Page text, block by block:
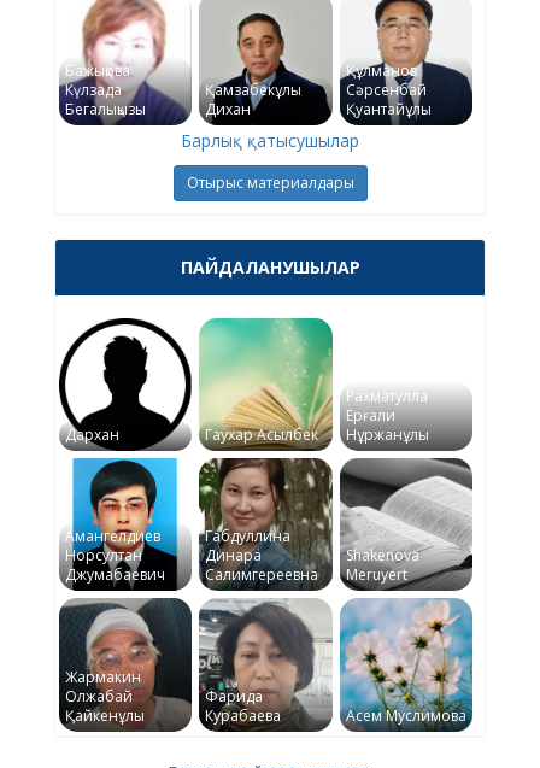
Бажықова
Күлзада
Бегалықызы
Қамзабекұлы
Дихан
Құлманов
Сәрсенбай
Қуантайұлы
Барлық қатысушылар
Отырыс материалдары
ПАЙДАЛАНУШЫЛАР
Дархан Гаухар Асылбек
Рахматулла
Ерғали
Нұржанұлы
Амангелдиев
Норсултан
Джумабаевич
Габдуллина
Динара
Салимгереевна
Shakenova
Meruyert
Жармакин
Олжабай
Қайкенұлы
Фарида
Курабаева
Асем Муслимова